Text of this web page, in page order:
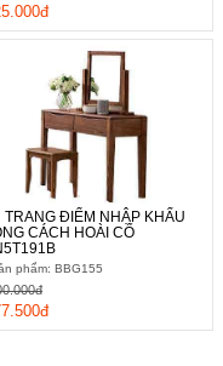
TRANG ĐIỂM NHẬP KHẨU
CÁCH HOÀI CỔ
phẩm: BBG155